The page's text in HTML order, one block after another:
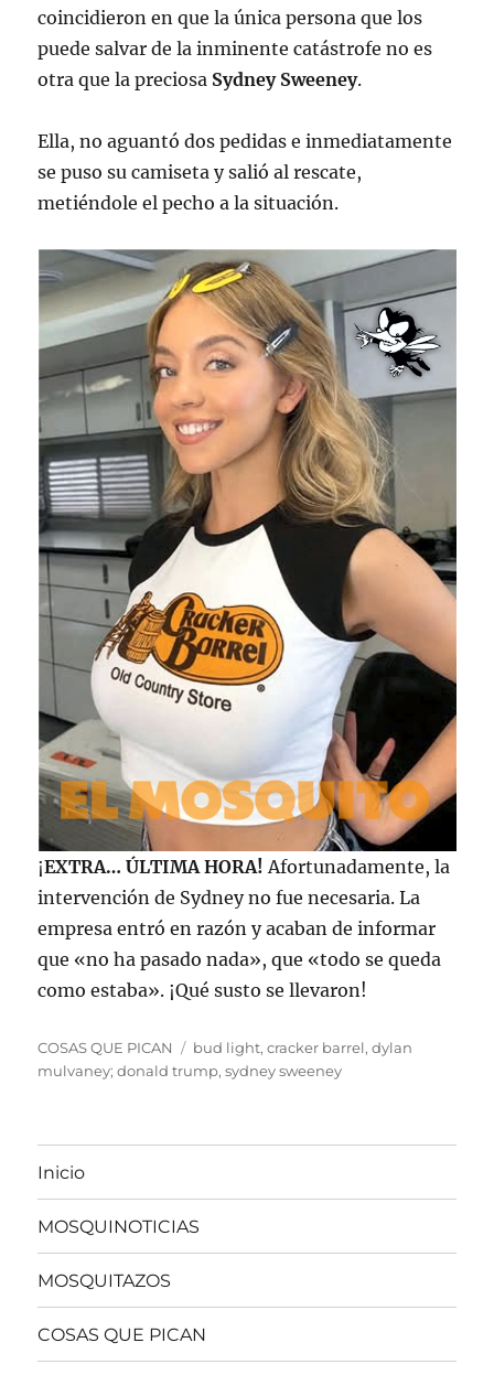
coincidieron en que la única persona que los
puede salvar de la inminente catástrofe no es
otra que la preciosa Sydney Sweeney.
Ella, no aguantó dos pedidas e inmediatamente
se puso su camiseta y salió al rescate,
metiéndole el pecho a la situación.
¡EXTRA… ÚLTIMA HORA!Afortunadamente, la
intervención de Sydney no fue necesaria. La
empresa entró en razón y acaban de informar
que «no ha pasado nada», que «todo se queda
como estaba». ¡Qué susto se llevaron!
Categorías
COSAS QUE PICAN Etiquetas
bud light,cracker barrel,dylan
mulvaney; donald trump,sydney sweeney
Inicio
MOSQUINOTICIAS
MOSQUITAZOS
COSAS QUE PICAN